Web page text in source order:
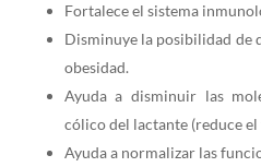
Fortalece el sistema
Disminuye la posibilidad de
obesidad.
Ayuda a disminuir las
cólico del lactante (reduce
Ayuda a normalizar las